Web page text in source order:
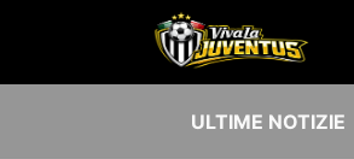
ULTIME NOTIZIE